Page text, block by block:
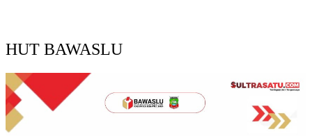
HUT BAWASLU